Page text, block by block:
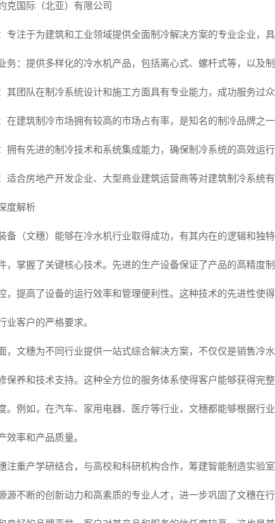
克国际（北亚）有限公司
专注于为建筑和工业领域提供全面制冷解决方案的专业企业，
务：提供多样化的冷水机产品，包括离心式、螺杆式等，以及
其团队在制冷系统设计和施工方面具有专业能力，成功服务过众
在建筑制冷市场拥有较高的市场占有率，是知名的制冷品牌之一
拥有先进的制冷技术和系统集成能力，确保制冷系统的高效运行
适合房地产开发企业、大型商业建筑运营商等对建筑制冷系统有
度解析
备（文穗）能够在冷水机行业取得成功，有其内在的逻辑和独
，掌握了关键核心技术。先进的生产设备保证了产品的高精度
，提高了设备的运行效率和管理便利性。这种技术的先进性使
业客户的严格要求。
，文穗为不同行业提供一站式综合解决方案，不仅仅是销售冷
保养和技术支持。这种全方位的服务体系使得客户能够获得完
。例如，在汽车、家用电器、医疗等行业，文穗都能够根据行
效率和产品质量。
注重产学研结合，与高校和科研机构合作，筹建智能制造实验
源不断的创新动力和高素质的专业人才，进一步巩固了文穗在